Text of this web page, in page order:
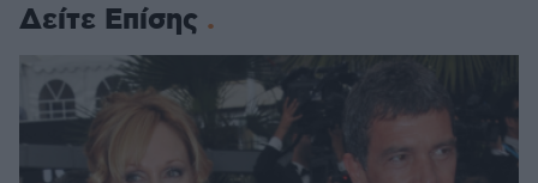
Δείτε Επίσης